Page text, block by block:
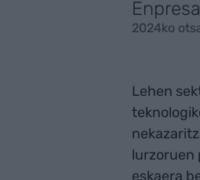
2024ko
Lehen
lurzoruen
eskaera